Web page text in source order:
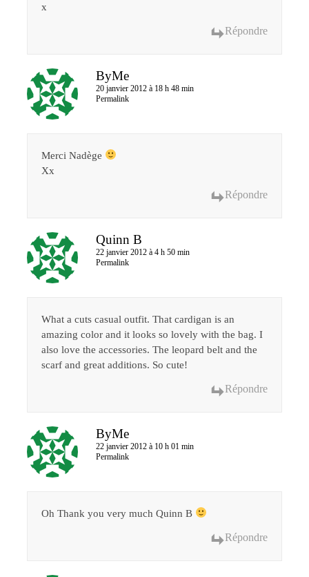
x
Répondre
ByMe
20 janvier 2012 à 18 h 48 min
Permalink
Merci Nadège
Xx
Répondre
Quinn B
22 janvier 2012 à 4 h 50 min
Permalink
What a cuts casual outfit. That cardigan is an
amazing color and it looks so lovely with the bag. I
also love the accessories. The leopard belt and the
scarf and great additions. So cute!
Répondre
ByMe
22 janvier 2012 à 10 h 01 min
Permalink
Oh Thank you very much Quinn B
Répondre